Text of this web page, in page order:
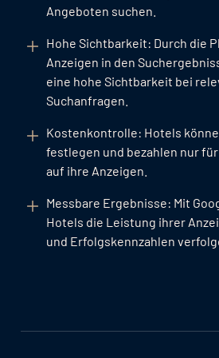
Angeboten suchen.
Hohe Sichtbarkeit: Durch die
Anzeigen in den
eine hohe Sichtbarkeit bei
Suchanfragen.
Kostenkontrolle: Hotels
festlegen und bezahlen nur
auf ihre Anzeigen.
Messbare Ergebnisse: Mit
Hotels die Leistung ihrer
und Erfolgskennzahlen